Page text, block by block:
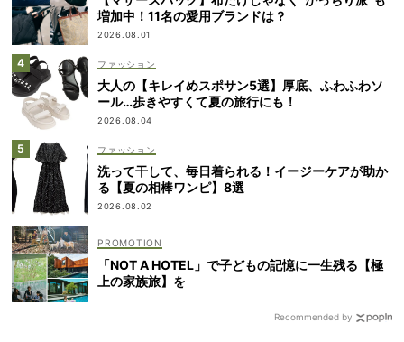
増加中！11名の愛用ブランドは？
2026.08.01
ファッション
大人の【キレイめスポサン5選】厚底、ふわふわソ
ール…歩きやすくて夏の旅行にも！
2026.08.04
ファッション
洗って干して、毎日着られる！イージーケアが助か
る【夏の相棒ワンピ】8選
2026.08.02
「NOT A HOTEL」で子どもの記憶に一生残る【極
上の家族旅】を
Recommended by